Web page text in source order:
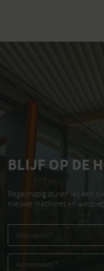
BLIJF OP DE
Regelmatig sturen wij een
nieuwe machines en